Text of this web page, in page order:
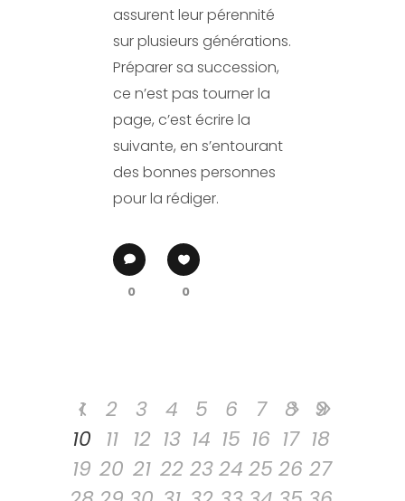
assurent leur pérennité
sur plusieurs générations.
Préparer sa succession,
ce n’est pas tourner la
page, c’est écrire la
suivante, en s’entourant
des bonnes personnes
pour la rédiger.
0 0
1 2 3 4 5 6 7 8
9
10
11 12 13 14 15 16 17 18
19 20 21 22 23 24 25 26 27